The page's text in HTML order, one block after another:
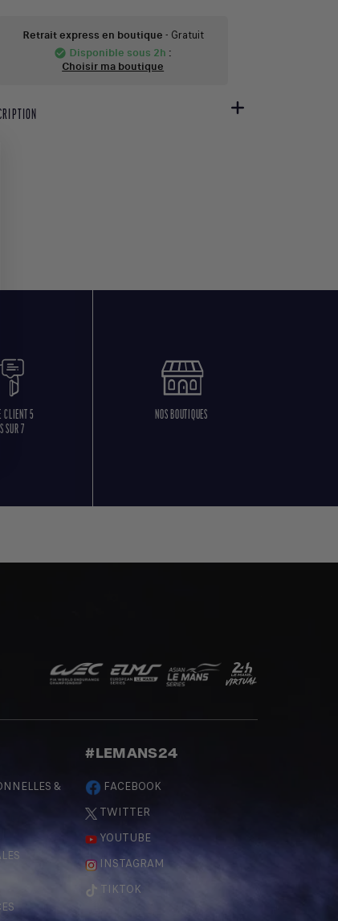
Retrait express en boutique - Gratuit
check_circle Disponible sous 2h :
Choisir ma boutique
CLIENT 5
SUR 7
NOS BOUTIQUES
&
#LEMANS24
FACEBOOK
TWITTER
YOUTUBE
INSTAGRAM
TIKTOK